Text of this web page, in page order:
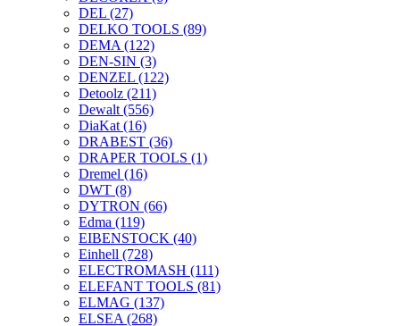
DEL (27)
DELKO TOOLS (89)
DEMA (122)
DEN-SIN (3)
DENZEL (122)
Detoolz (211)
Dewalt (556)
DiaKat (16)
DRABEST (36)
DRAPER TOOLS (1)
Dremel (16)
DWT (8)
DYTRON (66)
Edma (119)
EIBENSTOCK (40)
Einhell (728)
ELECTROMASH (111)
ELEFANT TOOLS (81)
ELMAG (137)
ELSEA (268)